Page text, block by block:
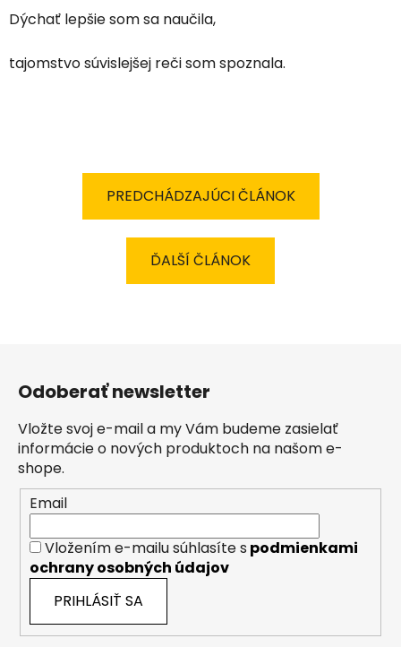
Dýchať lepšie som sa naučila,
tajomstvo súvislejšej reči som spoznala.
PREDCHÁDZAJÚCI ČLÁNOK
ĎALŠÍ ČLÁNOK
Odoberať newsletter
Vložte svoj e-mail a my Vám budeme zasielať
informácie o nových produktoch na našom e-
shope.
Email
Vložením e-mailu súhlasíte s podmienkami
ochrany osobných údajov
PRIHLÁSIŤ SA